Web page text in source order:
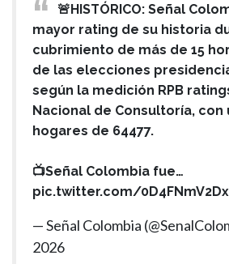
🚨HISTÓRICO: Señal
mayor rating de su historia
cubrimiento de más de 15
de las elecciones
según la medición RPB
Nacional de Consultoría, con
hogares de 64477.
📺Señal Colombia fue…
pic.twitter.com/0D4FNmV2Dx
— Señal Colombia
2026